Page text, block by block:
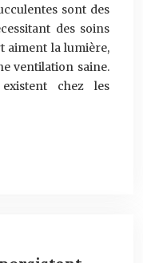
sont des
des soins
aiment la lumière,
ventilation saine.
chez les